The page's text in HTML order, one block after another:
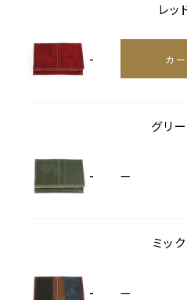
レッ
- カ
グリ
- —
ミッ
- —